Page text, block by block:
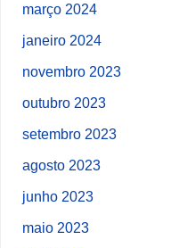
março 2024
janeiro 2024
novembro 2023
outubro 2023
setembro 2023
agosto 2023
junho 2023
maio 2023